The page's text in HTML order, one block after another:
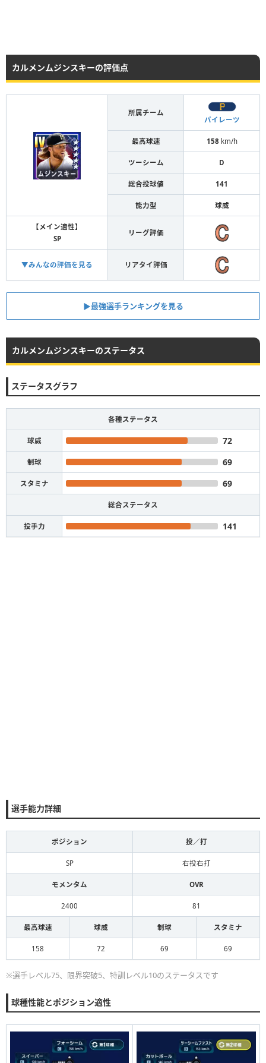
カルメンムジンスキーの評価点
所属チーム
パイレーツ
最高球速 158 km/h
ツーシーム D
総合投球値 141
能力型 球威
【メイン適性】
SP
リーグ評価
▼みんなの評価を見る リアタイ評価
▶︎最強選手ランキングを見る
カルメンムジンスキーのステータス
ステータスグラフ
各種ステータス
球威 72
制球 69
スタミナ 69
総合ステータス
投手力 141
選手能力詳細
ポジション 投／打
SP 右投右打
モメンタム OVR
2400 81
最高球速 球威 制球 スタミナ
158 72 69 69
※選手レベル75、限界突破5、特訓レベル10のステータスです
球種性能とポジション適性